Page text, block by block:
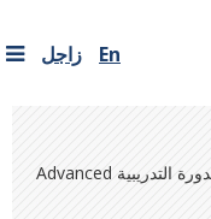
En زاجل
أكاديمية النجاح للتدريب تختتم فعاليات الدورة التدريبية Advanced